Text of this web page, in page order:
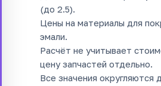
(до 2.5).
Цены на материалы для
эмали.
Расчёт не учитывает
цену запчастей отдельно.
Все значения